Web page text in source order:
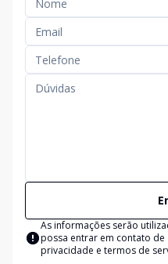
As informações serão
possa entrar em contato de
privacidade e termos de